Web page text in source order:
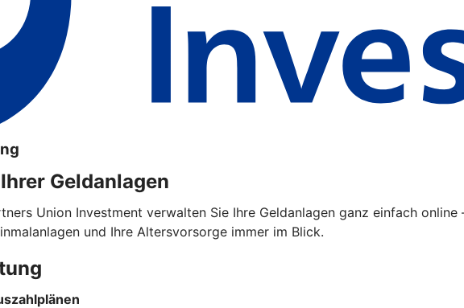
Geldanlagen
Union Investment verwalten Sie Ihre Geldanlagen ganz einfach
und Ihre Altersvorsorge immer im Blick.